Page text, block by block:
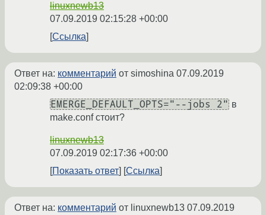
linuxnewb13
07.09.2019 02:15:28 +00:00
Ссылка
Ответ на: комментарий от simoshina 07.09.2019
02:09:38 +00:00
EMERGE_DEFAULT_OPTS="--jobs 2" в
make.conf стоит?
linuxnewb13
07.09.2019 02:17:36 +00:00
Показать ответ
Ссылка
Ответ на: комментарий от linuxnewb13 07.09.2019